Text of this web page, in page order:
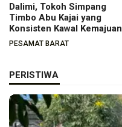
Dalimi, Tokoh Simpang
Timbo Abu Kajai yang
Konsisten Kawal Kemajuan
Nagari
PESAMAT BARAT
PERISTIWA